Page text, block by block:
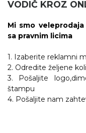
VODIČ KROZ
Mi smo
sa pravnim licima
1. Izaberite reklamni
2. Odredite željene
3. Pošaljite
štampu
4. Pošaljite nam